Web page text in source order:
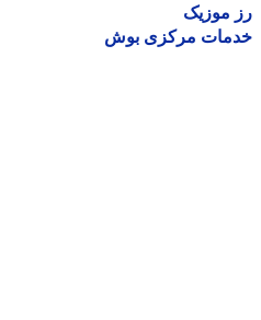
موزیک
مرکزی بوش